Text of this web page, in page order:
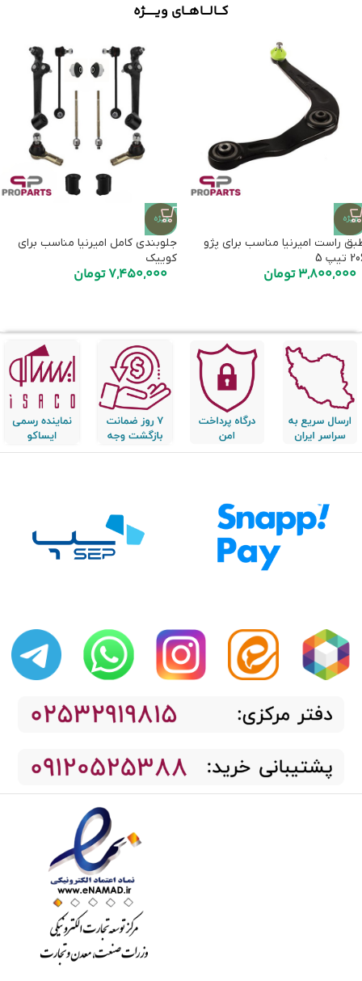
کـــالــــاهـــای ویـــــــژه
ویژه
راست امیرنیا مناسب برای پژو
تیپ 5
3,800,000تومان
ویژه
جلوبندی کامل امیرنیا مناسب برای
کوییک
7,450,000تومان